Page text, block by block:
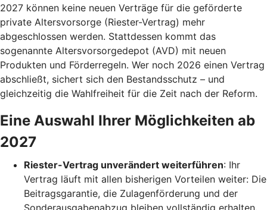
2027 können keine neuen Verträge für die geförderte
private Altersvorsorge (Riester-Vertrag) mehr
abgeschlossen werden. Stattdessen kommt das
sogenannte Altersvorsorgedepot (AVD) mit neuen
Produkten und Förderregeln. Wer noch 2026 einen Vertrag
abschließt, sichert sich den Bestandsschutz – und
gleichzeitig die Wahlfreiheit für die Zeit nach der Reform.
Eine Auswahl Ihrer Möglichkeiten ab
2027
Riester-Vertrag unverändert weiterführen: Ihr
Vertrag läuft mit allen bisherigen Vorteilen weiter: Die
Beitragsgarantie, die Zulagenförderung und der
Sonderausgabenabzug bleiben vollständig erhalten.